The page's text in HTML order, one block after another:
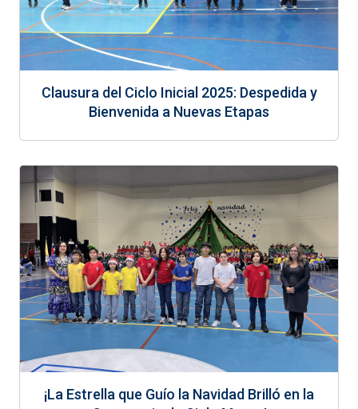
Clausura del Ciclo Inicial 2025: Despedida y
Bienvenida a Nuevas Etapas
¡La Estrella que Guío la Navidad Brilló en la